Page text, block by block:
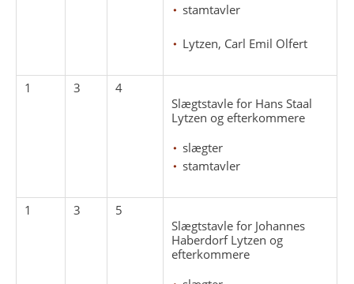
stamtavler
Lytzen, Carl Emil Olfert
1 3
4
Slægtstavle for Hans Staal
Lytzen og efterkommere
slægter
stamtavler
1 3
5
Slægtstavle for Johannes
Haberdorf Lytzen og
efterkommere